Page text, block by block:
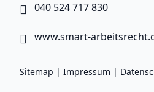
040 524 717 830
www.smart-
Sitemap | Impressum |